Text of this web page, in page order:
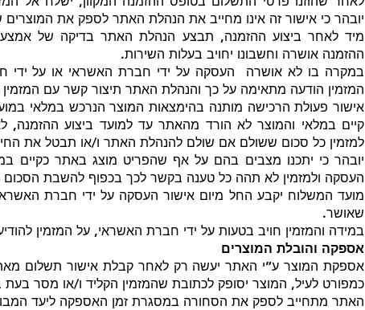
יובהר כי אישור זה אינו מחייב את הנהלת האתר לספק את
מיד לאחר ביצוע ההזמנה, תבצע הנהלת האתר בדיקה של
ההזמנה אושרה וחשבונו יחויב בעלות השירות.
במקרה בו לא אושרה העסקה על ידי חברת האשראי או על ידי
המזמין הודעה מתאימה על כך והנהלת האתר תיצור קשר עם
אישור פעולת הרכישה מותנה בהימצאות המוצר הנרכש במלאי
קיים במלאי והמוצר לא הורד מהאתר עד למועד ביצוע
למזמין כל סכום ששולם אם שולם להנהלת האתר ו/או תבטל את
יובהר כי יתכנו מצבים בהם על אף שהפריט מוצג באתר כקיים
העסקה ולמזמין לא תהה כל טענה בקשר לכך בכפוף להשבת הסכום
מועד המשלוח יקבע החל מיום אישור העסקה על ידי חברת
שאושר.
במידה והמזמין חויב בטעות על ידי חברת האשראי, על המזמין
אספקה והובלת המוצרים
אספקת המוצר ע”י האתר יעשה רק לאחר קבלת אישור תשלום
כמפורט לעיל, המוצר יסופק לכתובת שהמזמין הקליד ו/או מסר בעת
האתר מתחייב לספק את הסחורה במסגרת זמן האספקה ליעד